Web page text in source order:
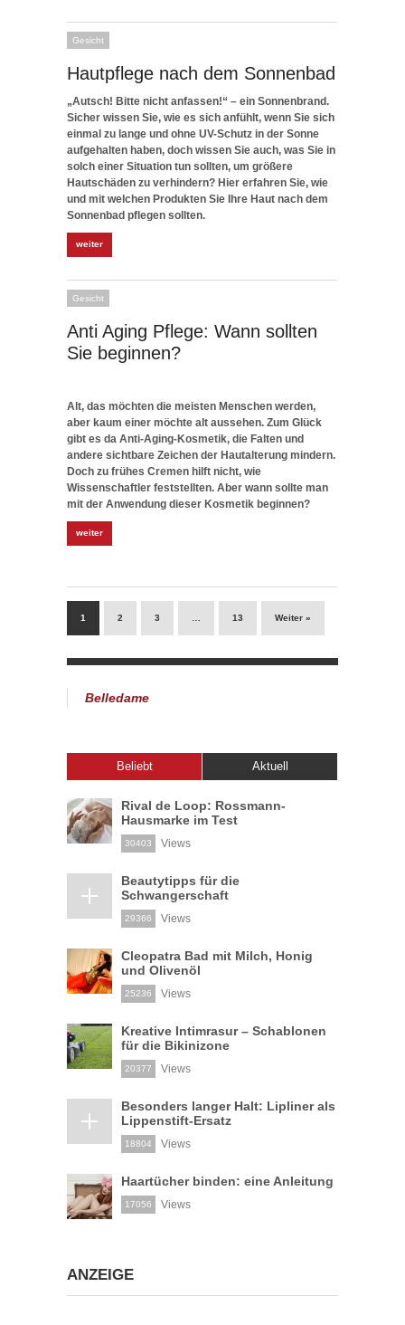
Gesicht
Hautpflege nach dem Sonnenbad
„Autsch! Bitte nicht anfassen!“ – ein Sonnenbrand.
Sicher wissen Sie, wie es sich anfühlt, wenn Sie sich
einmal zu lange und ohne UV-Schutz in der Sonne
aufgehalten haben, doch wissen Sie auch, was Sie in
solch einer Situation tun sollten, um größere
Hautschäden zu verhindern? Hier erfahren Sie, wie
und mit welchen Produkten Sie Ihre Haut nach dem
Sonnenbad pflegen sollten.
weiter
Gesicht
Anti Aging Pflege: Wann sollten
Sie beginnen?
Alt, das möchten die meisten Menschen werden,
aber kaum einer möchte alt aussehen. Zum Glück
gibt es da Anti-Aging-Kosmetik, die Falten und
andere sichtbare Zeichen der Hautalterung mindern.
Doch zu frühes Cremen hilft nicht, wie
Wissenschaftler feststellten. Aber wann sollte man
mit der Anwendung dieser Kosmetik beginnen?
weiter
1 2 3 13 Weiter »
Belledame
Beliebt Aktuell
Rival de Loop: Rossmann-
Hausmarke im Test
30403 Views
Beautytipps für die
Schwangerschaft
29366 Views
Cleopatra Bad mit Milch, Honig
und Olivenöl
25236 Views
Kreative Intimrasur – Schablonen
für die Bikinizone
20377 Views
Besonders langer Halt: Lipliner als
Lippenstift-Ersatz
18804 Views
Haartücher binden: eine Anleitung
17056 Views
ANZEIGE